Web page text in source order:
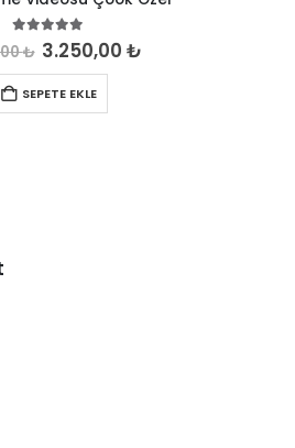
5.00out of 5
₺ 3.250,00₺
SEPETE EKLE